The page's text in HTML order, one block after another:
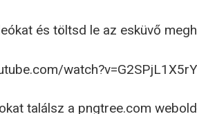
és töltsd le az esküvő
találsz a pngtree.com